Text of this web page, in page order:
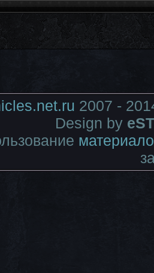
2007 -
Design by